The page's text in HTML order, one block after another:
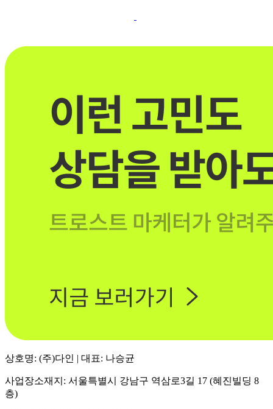
상호명: (주)다인 | 대표: 나승균
사업장소재지: 서울특별시 강남구 역삼로3길 17 (혜진빌딩 8
층)